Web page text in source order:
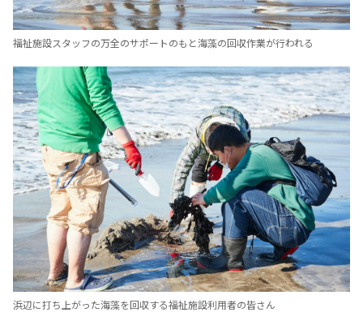
福祉施設スタッフの万全のサポートのもと海藻の回収作業が行われる
浜辺に打ち上がった海藻を回収する福祉施設利用者の皆さん